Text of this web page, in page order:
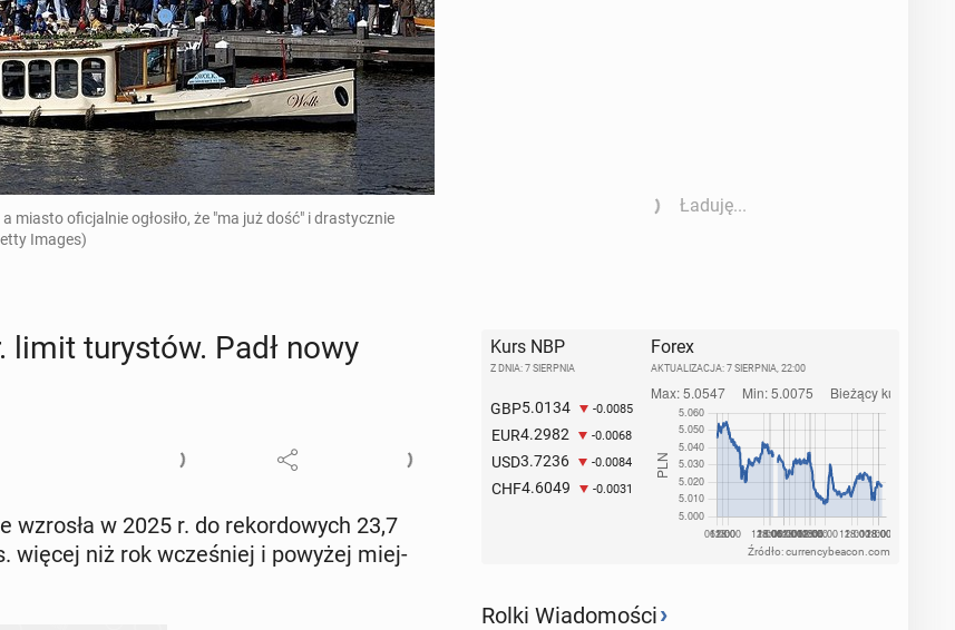
oficjalnie ogłosiło, że "ma już dość" i drastycznie
Images)
tu­ry­stów. Padł nowy
w 2025 r. do re­kor­do­wych 23,7
więcej niż rok wcze­śniej i powyżej miej­
Ładuję...
Kurs NBP
Z DNIA: 7 SIERPNIA
GBP5.0134 -0.0085
EUR4.2982 -0.0068
USD3.7236 -0.0084
CHF4.6049 -0.0031
Forex
AKTUALIZACJA: 7 SIERPNIA, 22:00
Źródło: currencybeacon.com
Rolki Wiadomości›